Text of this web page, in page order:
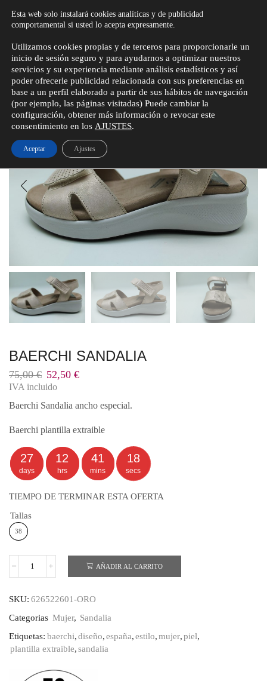
MI CUENTA CARRITO
Inicio Mujer Sandalia
ESTAMOS DE VACACIONES
BAERCHI SANDALIA
75,00€ El
precio
original
era:
75,00 €.
52,50 €El
actual
es:
52,50 €.
IVA incluido
Baerchi Sandalia ancho especial.
Baerchi plantilla extraible
27
days
12
hrs
41
mins
18
secs
TIEMPO DE TERMINAR ESTA OFERTA
Tallas
38
BAERCHI
AÑADIR AL CARRITO
SKU: 626522601-ORO
Categorias Mujer, Sandalia
Etiquetas: baerchi,diseño,españa,estilo,mujer,piel,
plantilla extraible,sandalia
Esta web solo instalará cookies analíticas y de publicidad
comportamental si usted lo acepta expresamente.
Utilizamos cookies propias y de terceros para proporcionarle un
inicio de sesión seguro y para ayudarnos a optimizar nuestros
servicios y su experiencia mediante análisis estadísticos y así
poder ofrecerle publicidad relacionada con sus preferencias en
base a un perfil elaborado a partir de sus hábitos de navegación
(por ejemplo, las páginas visitadas) Puede cambiar la
configuración, obtener más información o revocar este
consentimiento en los AJUSTES.
Aceptar Ajustes